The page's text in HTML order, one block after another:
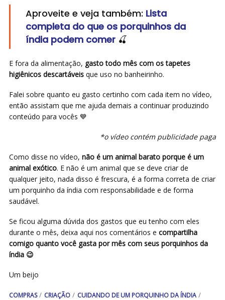
Aproveite e veja também: Lista
completa do que os porquinhos da
índia podem comer 🍒
E fora da alimentação, gasto todo mês com os tapetes
higiênicos descartáveis que uso no banheirinho.
Falei sobre quanto eu gasto certinho com cada item no vídeo,
então assistam que me ajuda demais a continuar produzindo
conteúdo para vocês 💙
*o vídeo contém publicidade paga
Como disse no vídeo, não é um animal barato porque é um
animal exótico. E não é um animal que se deve criar de
qualquer jeito, nada disso é frescura, é a forma correta de criar
um porquinho da índia com responsabilidade e de forma
saudável.
Se ficou alguma dúvida dos gastos que eu tenho com eles
durante o mês, deixa aqui nos comentários e compartilha
comigo quanto você gasta por mês com seus porquinhos da
índia 😉
Um beijo
COMPRAS CRIAÇÃO
CUIDANDO DE UM PORQUINHO DA ÍNDIA